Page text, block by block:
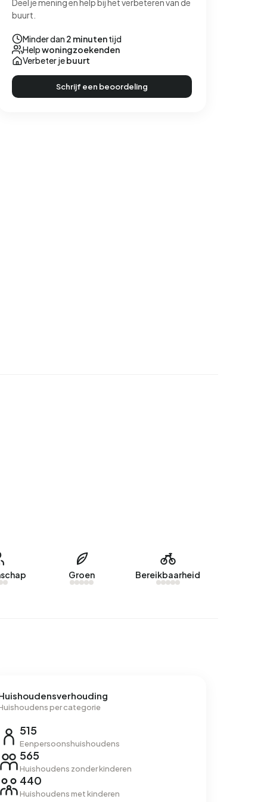
Deel je mening en help bij het verbeteren van de
buurt.
Minder dan 2 minutentijd
Helpwoningzoekenden
Verbeter jebuurt
Schrijf een beoordeling
Groen Bereikbaarheid
per categorie
515
Eenpersoonshuishoudens
565
Huishoudens zonder kinderen
440
Huishoudens met kinderen